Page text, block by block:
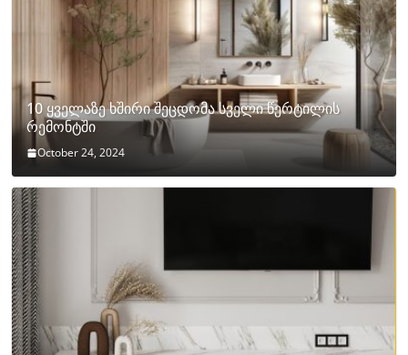
10 ყველაზე ხშირი შეცდომა სველი წერტილის
რემონტში
October 24, 2024